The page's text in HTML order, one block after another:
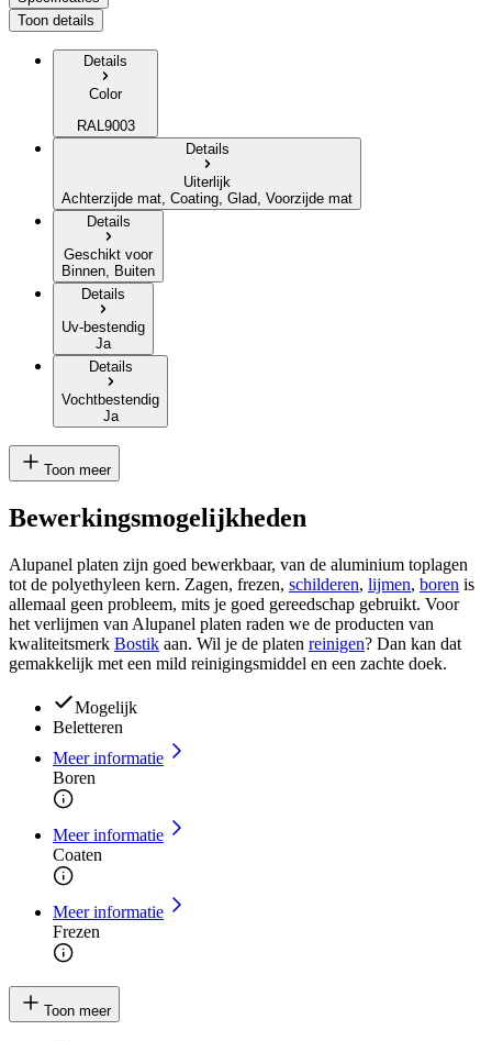
Toon details
Details
Color
RAL9003
Details
Uiterlijk
Achterzijde mat, Coating, Glad, Voorzijde mat
Details
Geschikt voor
Binnen, Buiten
Details
Uv-bestendig
Ja
Details
Vochtbestendig
Ja
Toon meer
Bewerkingsmogelijkheden
Alupanel platen zijn goed bewerkbaar, van de aluminium toplagen
tot de polyethyleen kern. Zagen, frezen, schilderen, lijmen, boren is
allemaal geen probleem, mits je goed gereedschap gebruikt. Voor
het verlijmen van Alupanel platen raden we de producten van
kwaliteitsmerk Bostik aan. Wil je de platen reinigen? Dan kan dat
gemakkelijk met een mild reinigingsmiddel en een zachte doek.
Mogelijk
Beletteren
Meer informatie
Boren
Meer informatie
Coaten
Meer informatie
Frezen
Toon meer